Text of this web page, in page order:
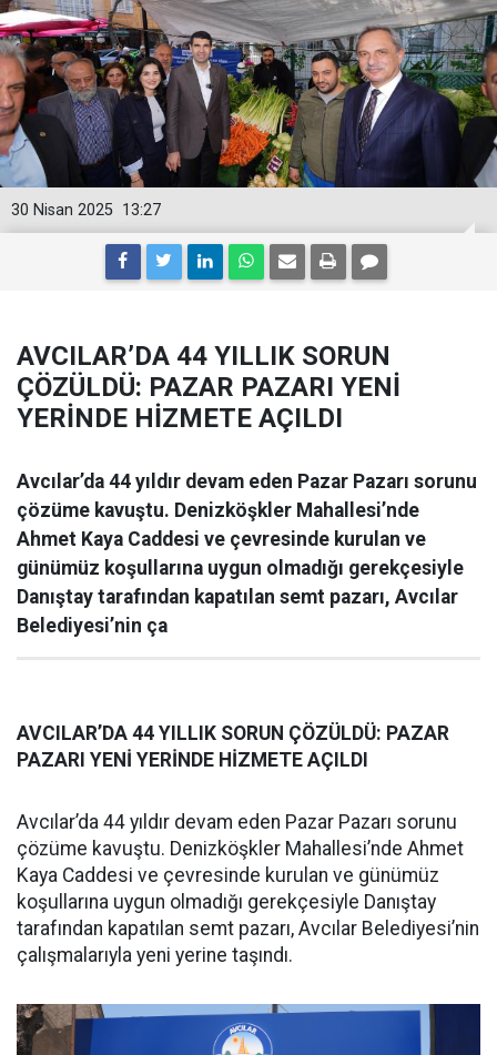
13:27
30 Nisan 2025
AVCILAR’DA 44 YILLIK SORUN
ÇÖZÜLDÜ: PAZAR PAZARI YENİ
YERİNDE HİZMETE AÇILDI
Avcılar’da 44 yıldır devam eden Pazar Pazarı sorunu
çözüme kavuştu. Denizköşkler Mahallesi’nde
Ahmet Kaya Caddesi ve çevresinde kurulan ve
günümüz koşullarına uygun olmadığı gerekçesiyle
Danıştay tarafından kapatılan semt pazarı, Avcılar
Belediyesi’nin ça
AVCILAR’DA 44 YILLIK SORUN ÇÖZÜLDÜ: PAZAR
PAZARI YENİ YERİNDE HİZMETE AÇILDI
Avcılar’da 44 yıldır devam eden Pazar Pazarı sorunu
çözüme kavuştu. Denizköşkler Mahallesi’nde Ahmet
Kaya Caddesi ve çevresinde kurulan ve günümüz
koşullarına uygun olmadığı gerekçesiyle Danıştay
tarafından kapatılan semt pazarı, Avcılar Belediyesi’nin
çalışmalarıyla yeni yerine taşındı.